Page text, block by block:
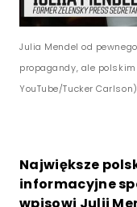
Julia Mendel od
propagandy, ale
YouTube/Tucker Carlson)
Największe
informacyjne